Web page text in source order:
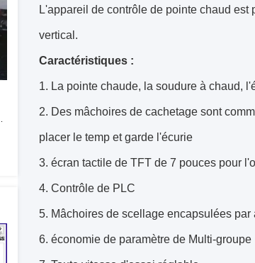
L'appareil de contrôle de pointe chaud
vertical.
Caractéristiques :
La pointe chaude, la soudure à chaud,
Des mâchoires de cachetage sont
placer le temp et garde l'écurie
écran tactile de TFT de 7 pouces pour
Contrôle de PLC
Mâchoires de scellage encapsulées
économie de paramètre de Multi-groupe